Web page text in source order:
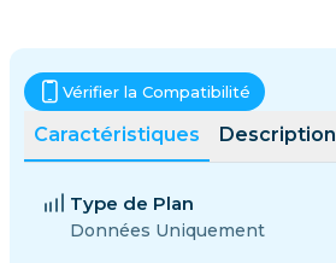
Caractéristiques Description
Vérifier la Compatibilité
Type de Plan
Données Uniquement